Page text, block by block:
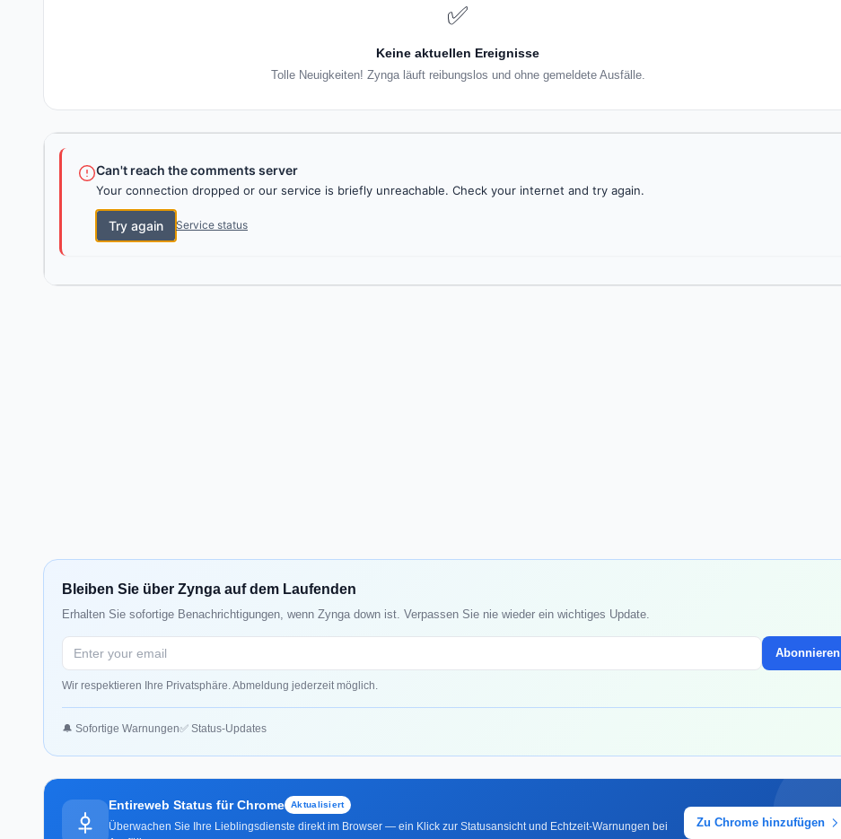
✅
Keine aktuellen Ereignisse
Tolle Neuigkeiten! Zynga läuft reibungslos und ohne gemeldete Ausfälle.
Can't reach the comments server
Your connection dropped or our service is briefly unreachable. Check your internet and try again.
Try again Service status
Bleiben Sie über Zynga auf dem Laufenden
Erhalten Sie sofortige Benachrichtigungen, wenn Zynga down ist. Verpassen Sie nie wieder ein wichtiges Update.
Abonnieren
Wir respektieren Ihre Privatsphäre. Abmeldung jederzeit möglich.
🔔 Sofortige Warnungen✅ Status-Updates
Entireweb Status für Chrome Aktualisiert
Überwachen Sie Ihre Lieblingsdienste direkt im Browser — ein Klick zur Statusansicht und Echtzeit-Warnungen bei
Zu Chrome hinzufügen